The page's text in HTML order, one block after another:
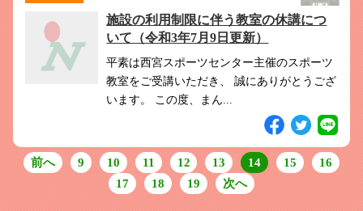
施設の利用制限に伴う教室の休講につ
いて（令和3年7月9日更新）
平素は西宮スポーツセンター主催のスポーツ
教室をご受講いただき、 誠にありがとうござ
います。 この度、まん...
前へ 9 10 11 12 13 14 15
16
17
18 19 次へ